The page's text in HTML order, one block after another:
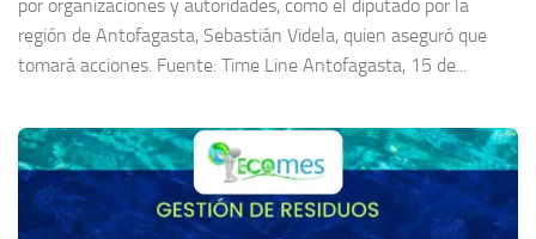
por organizaciones y autoridades, como el diputado por la
región de Antofagasta, Sebastián Videla, quien aseguró que
tomará acciones. Fuente: Time Line Antofagasta, 15 de...